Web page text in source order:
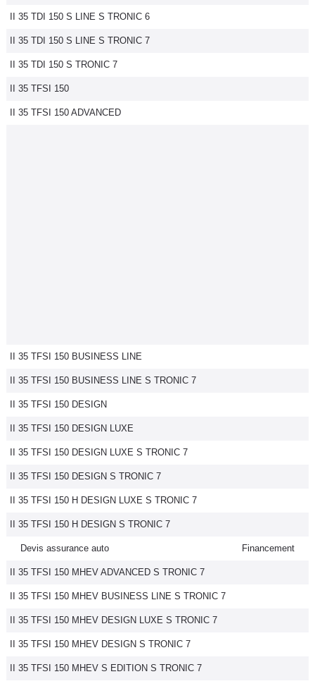
II 35 TDI 150 S LINE S TRONIC 6
II 35 TDI 150 S LINE S TRONIC 7
II 35 TDI 150 S TRONIC 7
II 35 TFSI 150
II 35 TFSI 150 ADVANCED
II 35 TFSI 150 BUSINESS LINE
II 35 TFSI 150 BUSINESS LINE S TRONIC 7
II 35 TFSI 150 DESIGN
II 35 TFSI 150 DESIGN LUXE
II 35 TFSI 150 DESIGN LUXE S TRONIC 7
II 35 TFSI 150 DESIGN S TRONIC 7
II 35 TFSI 150 H DESIGN LUXE S TRONIC 7
II 35 TFSI 150 H DESIGN S TRONIC 7
Devis assurance auto Financement
II 35 TFSI 150 MHEV ADVANCED S TRONIC 7
II 35 TFSI 150 MHEV BUSINESS LINE S TRONIC 7
II 35 TFSI 150 MHEV DESIGN LUXE S TRONIC 7
II 35 TFSI 150 MHEV DESIGN S TRONIC 7
II 35 TFSI 150 MHEV S EDITION S TRONIC 7